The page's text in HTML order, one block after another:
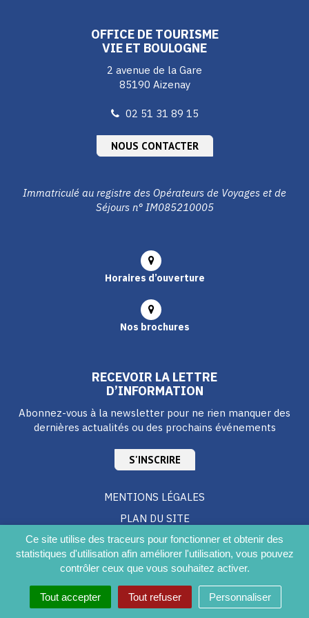
Ce site utilise des traceurs pour fonctionner et obtenir des
statistiques d'utilisation afin améliorer l'utilisation, vous pouvez
contrôler ceux que vous souhaitez activer.
Tout accepter Tout refuser Personnaliser
OFFICE DE TOURISME
VIE ET BOULOGNE
2 avenue de la Gare
85190 Aizenay
02 51 31 89 15
NOUS CONTACTER
Immatriculé au registre des Opérateurs de Voyages et de
Séjours n° IM085210005
Horaires d’ouverture
Nos brochures
RECEVOIR LA LETTRE
D’INFORMATION
Abonnez-vous à la newsletter pour ne rien manquer des
dernières actualités ou des prochains événements
S'INSCRIRE
MENTIONS LÉGALES
PLAN DU SITE
CRÉDITS
ACCESSIBILITÉ DU SITE